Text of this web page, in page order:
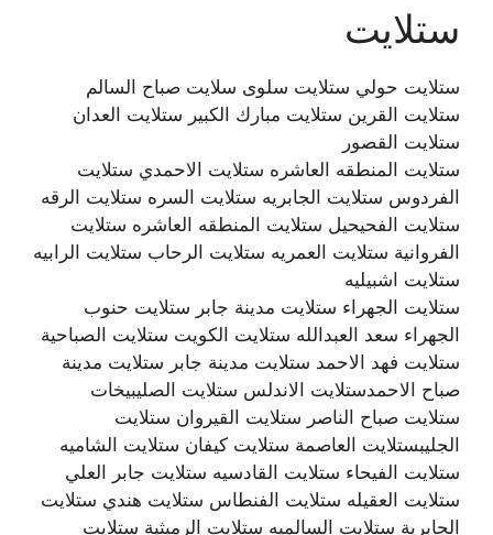
ستلايت
ستلايت حولي ستلايت سلوى سلايت صباح السالم
ستلايت القرين ستلايت مبارك الكبير ستلايت العدان
ستلايت القصور
ستلايت المنطقه العاشره ستلايت الاحمدي ستلايت
الفردوس ستلايت الجابريه ستلايت السره ستلايت الرقه
ستلايت الفحيحيل ستلايت المنطقه العاشره ستلايت
الفروانية ستلايت العمريه ستلايت الرحاب ستلايت الرابيه
ستلايت اشبيليه
ستلايت الجهراء ستلايت مدينة جابر ستلايت حنوب
الجهراء سعد العبدالله ستلايت الكويت ستلايت الصباحية
ستلايت فهد الاحمد ستلايت مدينة جابر ستلايت مدينة
صباح الاحمدستلايت الاندلس ستلايت الصليبيخات
ستلايت صباح الناصر ستلايت القيروان ستلايت
الجليبستلايت العاصمة ستلايت كيفان ستلايت الشاميه
ستلايت الفيحاء ستلايت القادسيه ستلايت جابر العلي
ستلايت العقيله ستلايت الفنطاس ستلايت هندي ستلايت
الجابرية ستلايت السالميه ستلايت الرميثية ستلايت